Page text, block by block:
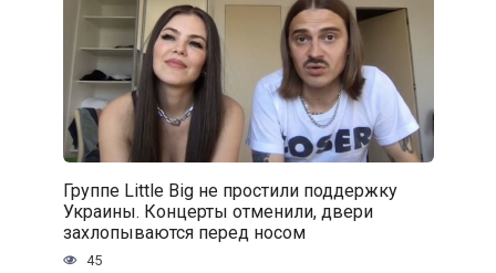
Группе Little Big не простили поддержку
Украины. Концерты отменили, двери
захлопываются перед носом
45